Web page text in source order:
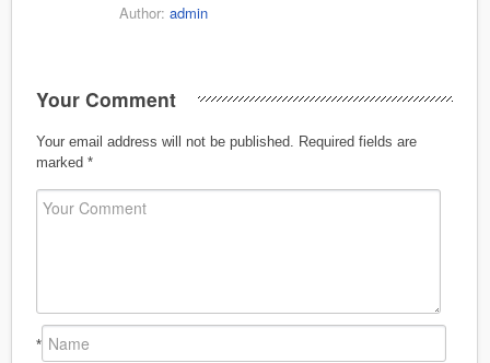
Author: admin
Your Comment
Your email address will not be published.
Required fields are
marked *
*